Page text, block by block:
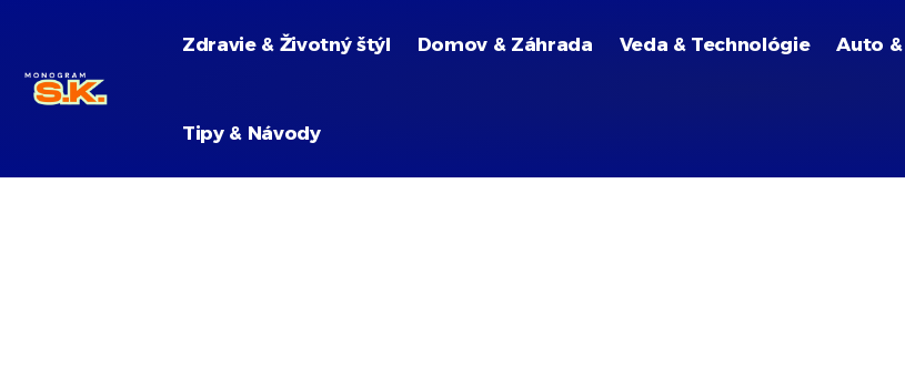
Zdravie & Životný štýl Domov & Záhrada Veda & Technológie Auto
Tipy & Návody